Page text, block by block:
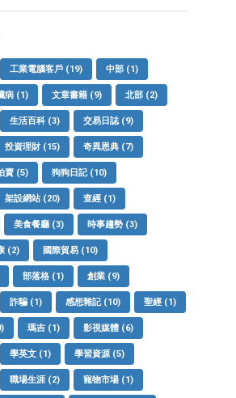
工業電腦客戶 (19) 中部 (1)
病 (1) 文章書籍 (9) 北部 (2)
生活百科 (3) 交易日誌 (9)
投資理財 (15) 奇異恩典 (7)
賣 (5) 狗狗日記 (10)
架設網站 (20) 查經 (1)
美食餐廳 (3) 時事趨勢 (3)
(2) 國際貿易 (10)
部落格 (1) 創業 (9)
詐騙 (1) 感想雜記 (10) 聖經 (1)
瑪吉 (1) 影視媒體 (6)
學英文 (1) 學習資源 (5)
職場生涯 (2) 寵物市場 (1)